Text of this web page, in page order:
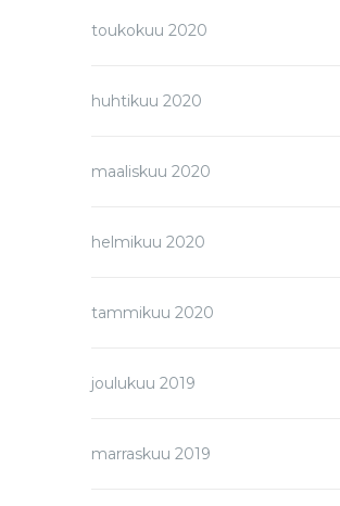
toukokuu 2020
huhtikuu 2020
maaliskuu 2020
helmikuu 2020
tammikuu 2020
joulukuu 2019
marraskuu 2019